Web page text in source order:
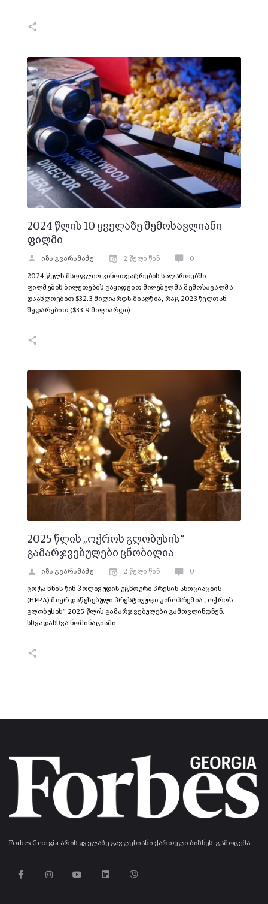
2024 წლის 10 ყველაზე შემოსავლიანი
ფილმი
იზა გვარამაძე 2 წელი წინ 0
2024 წელს მსოფლიო კინოთეატრების სალაროებში
ფილმების ბილეთების გაყიდვით მიღებულმა შემოსავალმა
დაახლოებით $32.3 მილიარდს მიაღწია, რაც 2023 წელთან
შედარებით ($33.9 მილიარდი)…
2025 წლის „ოქროს გლობუსის“
გამარჯვებულები ცნობილია
იზა გვარამაძე 2 წელი წინ 0
ცოტა ხნის წინ ჰოლივუდის უცხოური პრესის ასოციაციის
(HFPA) მიერ დაწესებული პრესტიჟული კინოპრემია „ოქროს
გლობუსის“ 2025 წლის გამარჯვებულები გამოვლინდნენ.
სხვადასხვა ნომინაციაში…
Forbes Georgia არის ყველაზე გავლენიანი ქართული ბიზნეს-გამოცემა.